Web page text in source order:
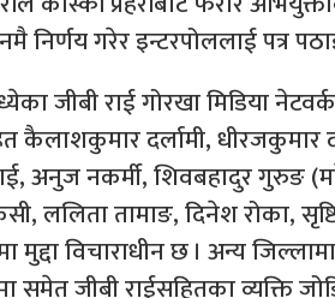
निर्णय गरेर इन्टरपोललाई पत्र
जीबी राई गोरखा मिडिया
कैलाशकुमार दर्लामी, धीरजकुमार
अनुज नकर्मी, शिवबहादुर गुरुङ
ललिता तामाङ, दिनेश रोका,
मुद्दा विचाराधीन छ । अन्य
समेत जीबी राईसहितका व्यक्ति